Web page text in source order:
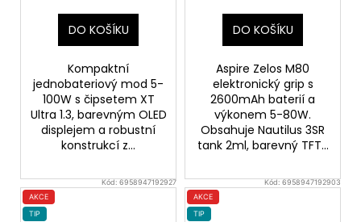
DO KOŠÍKU
Kompaktní
jednobateriový mod 5-
100W s čipsetem XT
Ultra 1.3, barevným OLED
displejem a robustní
konstrukcí z...
DO KOŠÍKU
Aspire Zelos M80
elektronický grip s
2600mAh baterií a
výkonem 5-80W.
Obsahuje Nautilus 3SR
tank 2ml, barevný TFT...
Kód:6958947192927
AKCE
TIP
Kód:6958947192903
AKCE
TIP